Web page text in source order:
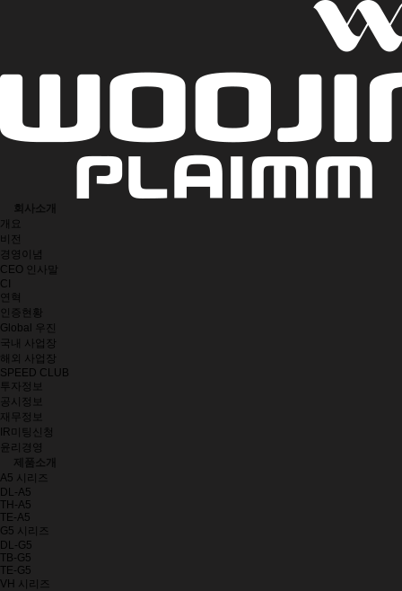
회사소개
개요
비전
경영이념
CEO 인사말
CI
연혁
인증현황
Global 우진
국내 사업장
해외 사업장
SPEED CLUB
투자정보
공시정보
재무정보
IR미팅신청
윤리경영
제품소개
A5 시리즈
DL-A5
TH-A5
TE-A5
G5 시리즈
DL-G5
TB-G5
TE-G5
VH 시리즈